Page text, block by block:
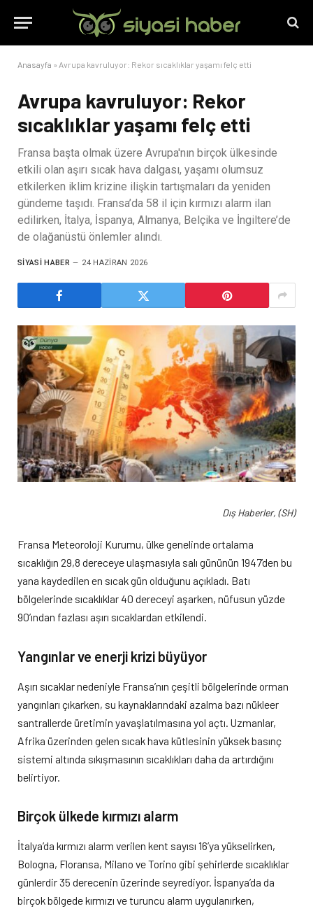
Anasayfa » Avrupa kavruluyor: Rekor sıcaklıklar yaşamı felç etti
Avrupa kavruluyor: Rekor
sıcaklıklar yaşamı felç etti
Fransa başta olmak üzere Avrupa'nın birçok ülkesinde
etkili olan aşırı sıcak hava dalgası, yaşamı olumsuz
etkilerken iklim krizine ilişkin tartışmaları da yeniden
gündeme taşıdı. Fransa’da 58 il için kırmızı alarm ilan
edilirken, İtalya, İspanya, Almanya, Belçika ve İngiltere’de
de olağanüstü önlemler alındı.
SIYASI HABER 24 HAZIRAN 2026
Dış Haberler, (SH)
Fransa Meteoroloji Kurumu, ülke genelinde ortalama
sıcaklığın 29,8 dereceye ulaşmasıyla salı gününün 1947’den bu
yana kaydedilen en sıcak gün olduğunu açıkladı. Batı
bölgelerinde sıcaklıklar 40 dereceyi aşarken, nüfusun yüzde
90’ından fazlası aşırı sıcaklardan etkilendi.
Yangınlar ve enerji krizi büyüyor
Aşırı sıcaklar nedeniyle Fransa’nın çeşitli bölgelerinde orman
yangınları çıkarken, su kaynaklarındaki azalma bazı nükleer
santrallerde üretimin yavaşlatılmasına yol açtı. Uzmanlar,
Afrika üzerinden gelen sıcak hava kütlesinin yüksek basınç
sistemi altında sıkışmasının sıcaklıkları daha da artırdığını
belirtiyor.
Birçok ülkede kırmızı alarm
İtalya’da kırmızı alarm verilen kent sayısı 16’ya yükselirken,
Bologna, Floransa, Milano ve Torino gibi şehirlerde sıcaklıklar
günlerdir 35 derecenin üzerinde seyrediyor. İspanya’da da
birçok bölgede kırmızı ve turuncu alarm uygulanırken,